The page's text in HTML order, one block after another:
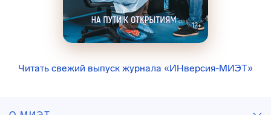
Читать свежий выпуск журнала «ИНверсия-МИЭТ»